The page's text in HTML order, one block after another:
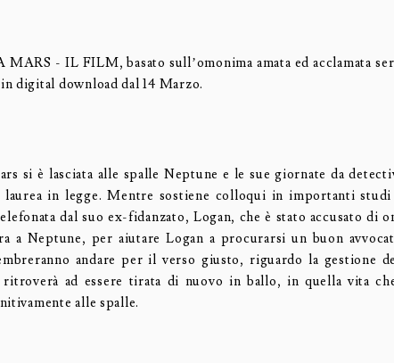
- IL FILM, basato sull’omonima amata ed acclamata
digital download dal 14 Marzo.
si è lasciata alle spalle Neptune e le sue giornate da
in legge. Mentre sostiene colloqui in importanti studi
dal suo ex-fidanzato, Logan, che è stato accusato di
a Neptune, per aiutare Logan a procurarsi un buon
andare per il verso giusto, riguardo la gestione
ad essere tirata di nuovo in ballo, in quella vita
alle spalle.